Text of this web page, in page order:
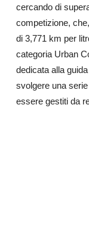
cercando di
competizione,
di 3,771 km per
categoria Urban
dedicata alla
svolgere una
essere gestiti da